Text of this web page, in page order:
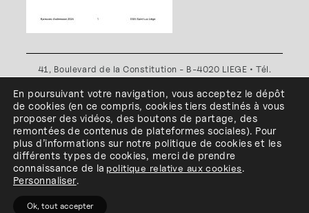
41, Boulevard de la Constitution - B-4020 LIEGE • Tél.
Plan d'accès•Politique de confidentialité•Politique de
cookies•Conditions générales
l'ESA Saint-Luc Liège est membre du
En poursuivant votre navigation, vous acceptez le dépôt
de cookies (en ce compris, cookiestiers destinés à vous
proposer des vidéos, des boutons de partage, des
remontées de contenus de plateformes sociales). Pour
plus d’informations sur notre politique de cookies et les
différents types de cookies, merci de prendre
connaissance de la politique relative aux cookies.
Personnaliser.
Ok, tout accepter